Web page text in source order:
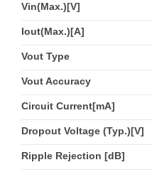
Vin(Max.)[V]
Iout(Max.)[A]
Vout Type
Vout Accuracy
Circuit Current[mA]
Dropout Voltage (Typ.)[V]
Ripple Rejection [dB]